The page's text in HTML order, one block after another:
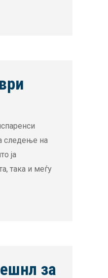
следење на
ја
така и меѓу
за